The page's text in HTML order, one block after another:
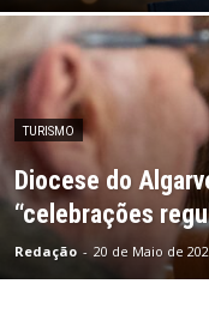
TURISMO
Diocese do
“celebrações
Redação - 20 de Maio de